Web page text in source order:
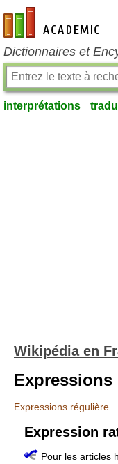
fr-academic.com
Dictionnaires et
interprétations
Wikipédia en
Expressions
Expressions régulière
Expression
Pour les articles